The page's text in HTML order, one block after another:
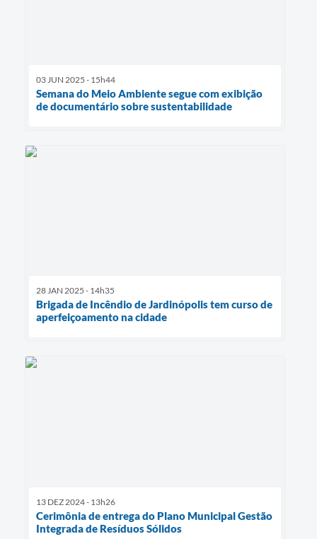
03 JUN 2025 - 15h44
Semana do Meio Ambiente segue com exibição
de documentário sobre sustentabilidade
28 JAN 2025 - 14h35
Brigada de Incêndio de Jardinópolis tem curso de
aperfeiçoamento na cidade
13 DEZ 2024 - 13h26
Cerimônia de entrega do Plano Municipal Gestão
Integrada de Resíduos Sólidos